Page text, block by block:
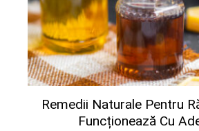
Remedii Naturale Pentru
Funcționează Cu